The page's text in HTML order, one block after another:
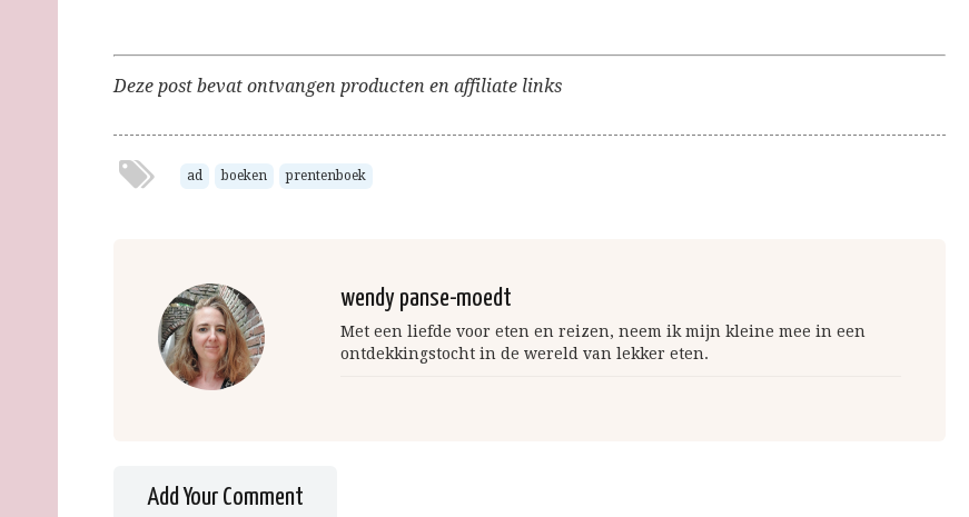
Deze post bevat ontvangen producten en affiliate links
ad boeken prentenboek
wendy panse-moedt
Met een liefde voor eten en reizen, neem ik mijn kleine mee in een
ontdekkingstocht in de wereld van lekker eten.
Add Your Comment